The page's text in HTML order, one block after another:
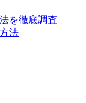
を徹底調査
法